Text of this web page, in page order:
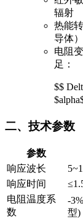
辐射
热能
导体
电阻
足：
$$
二、技术参数
参数
响应波长
响应时间
电阻温度系
数
-
型)